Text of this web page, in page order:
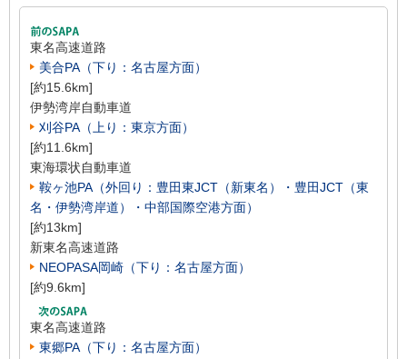
東名高速道路
美合PA（下り：名古屋方面）
[約15.6km]
伊勢湾岸自動車道
刈谷PA（上り：東京方面）
[約11.6km]
東海環状自動車道
鞍ヶ池PA（外回り：豊田東JCT（新東名）・豊田JCT（東
名・伊勢湾岸道）・中部国際空港方面）
[約13km]
新東名高速道路
NEOPASA岡崎（下り：名古屋方面）
[約9.6km]
東名高速道路
東郷PA（下り：名古屋方面）